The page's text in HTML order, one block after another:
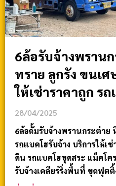
6ล้อรับจ้างพราน
ทราย ลูกรัง ขนเ
ให้เช่าราคาถูก ร
28/04/2025
6ล้อดั้มรับจ้างพรานกระต่าย
รถแบคโฮรับจ้าง บริการให้เ
ดิน รถแบคโฮขุดสระ แม็คโค
รับจ้างเคลียร์ริ่งพื้นที่ ขุดฟุตติ้